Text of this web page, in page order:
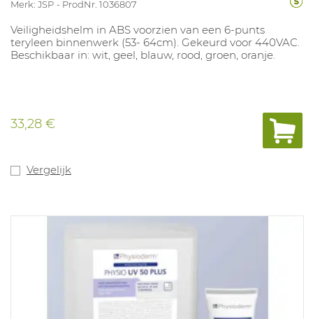
Merk: JSP ProdNr. 1036807
Veiligheidshelm in ABS voorzien van een 6-punts
teryleen binnenwerk (53- 64cm). Gekeurd voor 440VAC.
Beschikbaar in: wit, geel, blauw, rood, groen, oranje.
33,28 €
Vergelijk